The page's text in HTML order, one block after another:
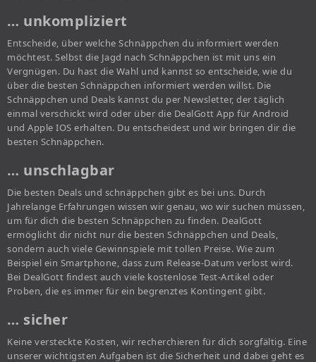
… unkompliziert
Entscheide, über welche Schnäppchen du informiert werden
möchtest. Selbst die Jagd nach Schnäppchen ist mit uns ein
Vergnügen. Du hast die Wahl und kannst so entscheide, wie du
über die besten Schnäppchen informiert werden willst. Die
Schnäppchen und Deals kannst du per Newsletter, der täglich
einmal verschickt wird oder über die DealGott App für Android
und Apple IOS erhalten. Du entscheidest und wir bringen dir die
besten Schnäppchen.
… unschlagbar
Die besten Deals und schnäppchen gibt es bei uns. Durch
Jahrelange Erfahrungen wissen wir genau, wo wir suchen müssen,
um für dich die besten Schnäppchen zu finden. DealGott
ermöglicht dir nicht nur die besten Schnäppchen und Deals,
sondern auch viele Gewinnspiele mit tollen Preise. Wie zum
Beispiel ein Smartphone, dass zum Release-Datum verlost wird.
Bei DealGott findest auch viele kostenlose Test-Artikel oder
Proben, die es immer für ein begrenztes Kontingent gibt.
… sicher
Keine versteckte Kosten, wir recherchieren für dich sorgfältig. Eine
unserer wichtigsten Aufgaben ist die Sicherheit und dabei geht es